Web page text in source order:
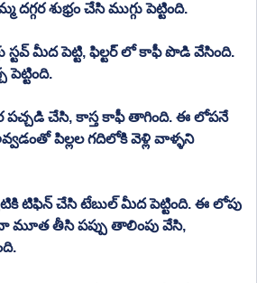
దగ్గర శుభ్రం చేసి ముగ్గు పెట్టింది.
స్టవ్ మీద పెట్టి, ఫిల్టర్ లో కాఫీ పొడి వేసింది.
పెట్టింది.
చేసి, కాస్త కాఫీ తాగింది. ఈ లోపనే
పిల్లల గదిలోకి వెళ్లి వాళ్ళని
టిఫిన్ చేసి టేబుల్ మీద పెట్టింది. ఈ లోపు
మూత తీసి పప్పు తాలింపు వేసి,